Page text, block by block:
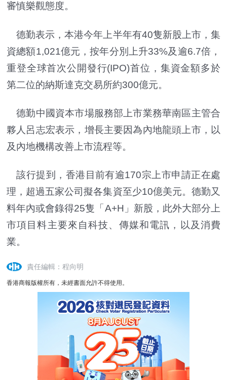
審慎樂觀態度。
德勤表示，本港今年上半年有40隻新股上市，集
資總額1,021億元，按年分別上升33%及逾6.7倍，
重登全球首次公開發行(IPO)首位，集資金額多於
第二位的納斯達克交易所約300億元。
德勤中國資本市場服務部上市業務華南區主管合
夥人呂志宏表示，增長主要因為內地龍頭上市，以
及內地機構改善上市流程等。
該行提到，香港目前有逾170宗上市申請正在處
理，超過五家公司擬各集資至少10億美元。德勤又
料年內或會錄得25隻「A+H」新股，此外大部分上
市項目料主要來自科技、傳媒和電訊，以及消費
業。
責任編輯：程向明
香港商報版權所有，未經書面允許不得使用。